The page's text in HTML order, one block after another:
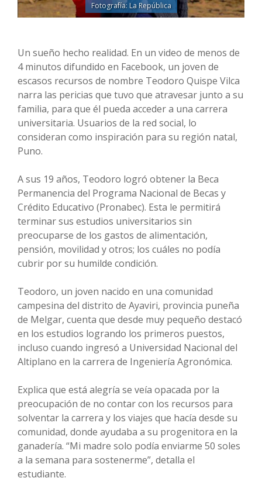
Fotografía: La República
Un sueño hecho realidad. En un video de menos de
4 minutos difundido en Facebook, un joven de
escasos recursos de nombre Teodoro Quispe Vilca
narra las pericias que tuvo que atravesar junto a su
familia, para que él pueda acceder a una carrera
universitaria. Usuarios de la red social, lo
consideran como inspiración para su región natal,
Puno.
A sus 19 años, Teodoro logró obtener la Beca
Permanencia del Programa Nacional de Becas y
Crédito Educativo (Pronabec). Esta le permitirá
terminar sus estudios universitarios sin
preocuparse de los gastos de alimentación,
pensión, movilidad y otros; los cuáles no podía
cubrir por su humilde condición.
Teodoro, un joven nacido en una comunidad
campesina del distrito de Ayaviri, provincia puneña
de Melgar, cuenta que desde muy pequeño destacó
en los estudios logrando los primeros puestos,
incluso cuando ingresó a Universidad Nacional del
Altiplano en la carrera de Ingeniería Agronómica.
Explica que está alegría se veía opacada por la
preocupación de no contar con los recursos para
solventar la carrera y los viajes que hacía desde su
comunidad, donde ayudaba a su progenitora en la
ganadería. “Mi madre solo podía enviarme 50 soles
a la semana para sostenerme”, detalla el
estudiante.